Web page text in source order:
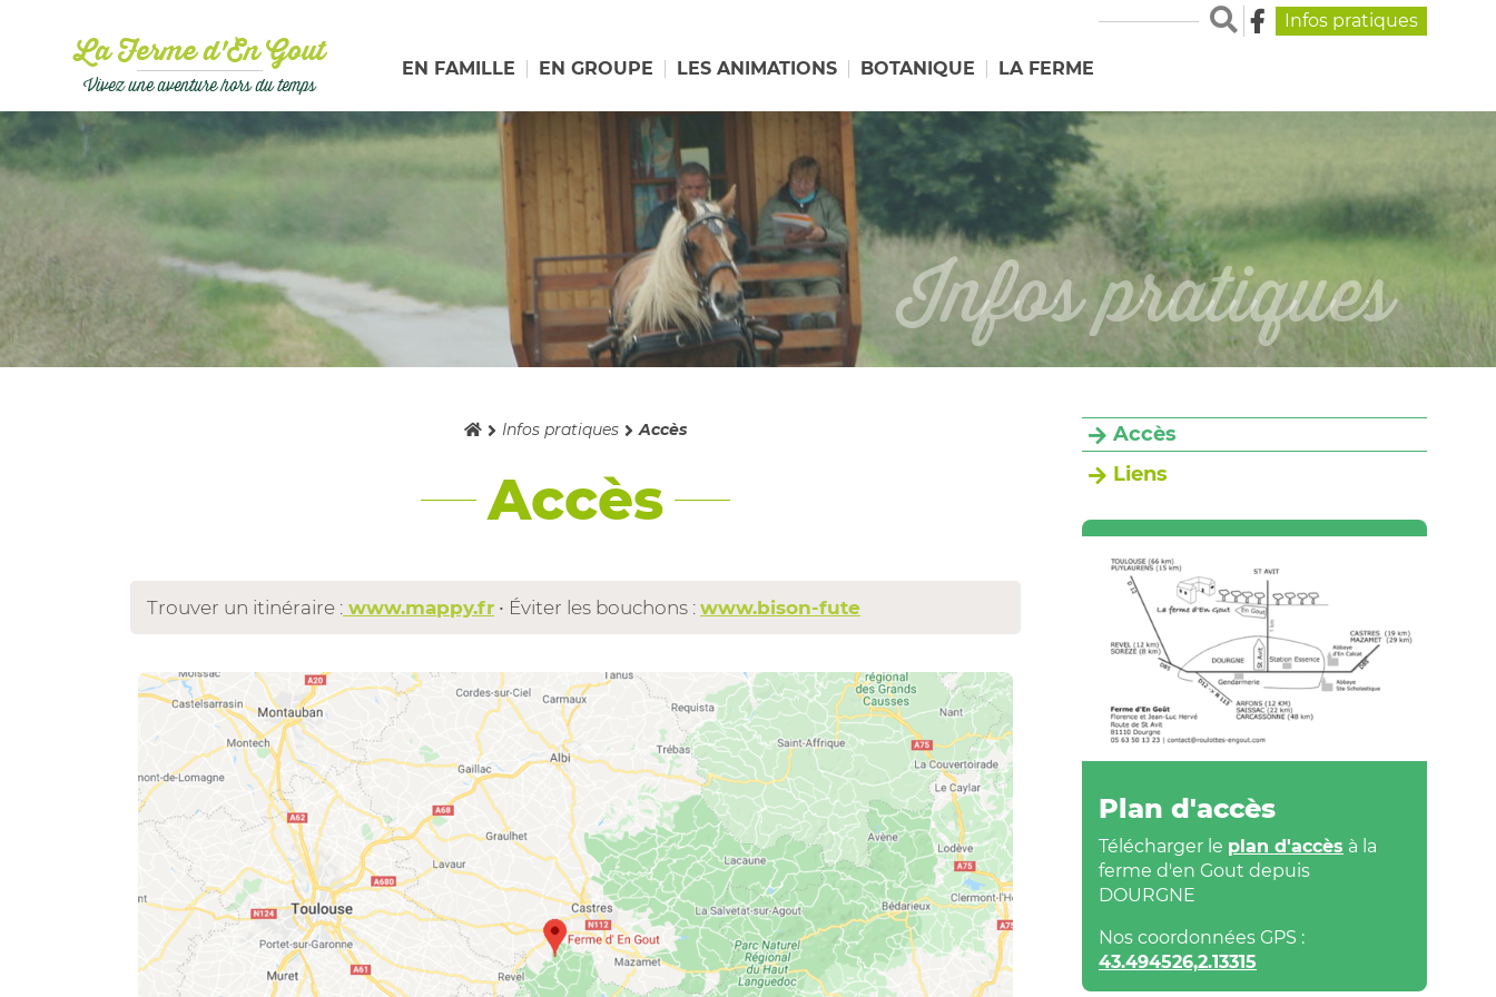
La Ferme d'En Gout
Vivez une aventure hors du temps
EN FAMILLE EN GROUPE LES ANIMATIONS BOTANIQUE LA FERME
Infos pratiques
Infos pratiques
Accueil
Infos pratiques Accès
Accès
Trouver un itinéraire : www.mappy.fr • Éviter les bouchons : www.bison-fute
Accès
Liens
Plan d'accès
Télécharger le plan d'accès à la
ferme d'en Gout depuis
DOURGNE
Nos coordonnées GPS :
43.494526,2.13315